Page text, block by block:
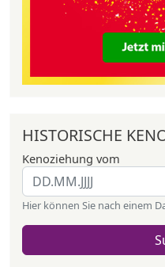
HISTORISCHE
Kenoziehung vom
Hier können Sie nach einem